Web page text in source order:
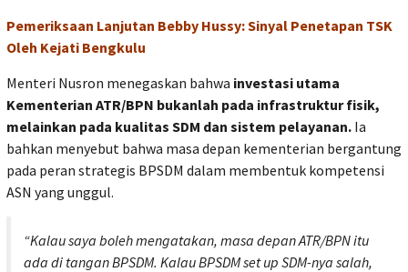
Pemeriksaan Lanjutan Bebby Hussy: Sinyal Penetapan TSK
Oleh Kejati Bengkulu
Menteri Nusron menegaskan bahwa investasi utama
Kementerian ATR/BPN bukanlah pada infrastruktur fisik,
melainkan pada kualitas SDM dan sistem pelayanan. Ia
bahkan menyebut bahwa masa depan kementerian bergantung
pada peran strategis BPSDM dalam membentuk kompetensi
ASN yang unggul.
“Kalau saya boleh mengatakan, masa depan ATR/BPN itu
ada di tangan BPSDM. Kalau BPSDMset up SDM-nya salah,